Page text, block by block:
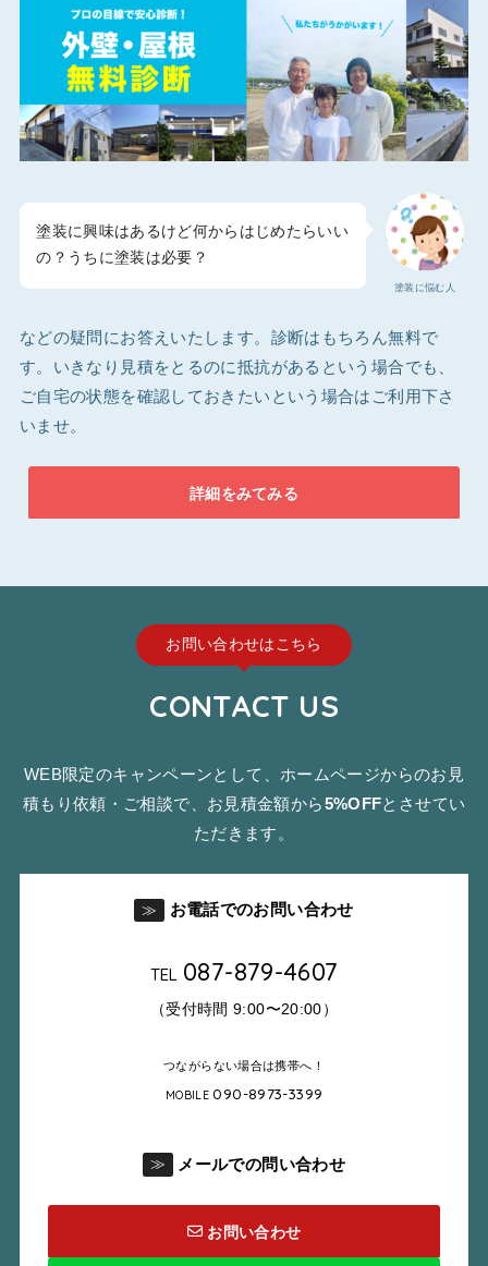
塗装に悩む人
塗装に興味はあるけど何からはじめたらいい
の？うちに塗装は必要？
などの疑問にお答えいたします。診断はもちろん無料で
す。いきなり見積をとるのに抵抗があるという場合でも、
ご自宅の状態を確認しておきたいという場合はご利用下さ
いませ。
詳細をみてみる
お問い合わせはこちら
CONTACT US
WEB限定のキャンペーンとして、ホームページからのお見
積もり依頼・ご相談で、お見積金額から5%OFFとさせてい
ただきます。
≫ お電話でのお問い合わせ
TEL 087-879-4607
（受付時間 9:00〜20:00）
つながらない場合は携帯へ！
MOBILE090-8973-3399
≫ メールでの問い合わせ
お問い合わせ